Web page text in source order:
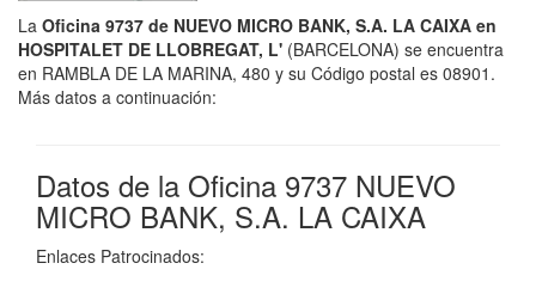
La Oficina 9737 de NUEVO MICRO BANK, S.A. LA CAIXA en
HOSPITALET DE LLOBREGAT, L' (BARCELONA) se encuentra
en RAMBLA DE LA MARINA, 480 y su Código postal es 08901.
Más datos a continuación:
Datos de la Oficina 9737 NUEVO
MICRO BANK, S.A. LA CAIXA
Enlaces Patrocinados: